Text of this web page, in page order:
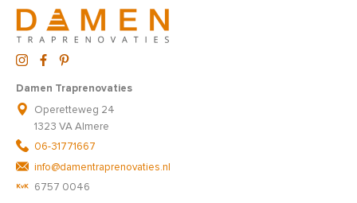
Damen Traprenovaties
Operetteweg 24
1323 VA Almere
06-31771667
info@damentraprenovaties.nl
6757 0046